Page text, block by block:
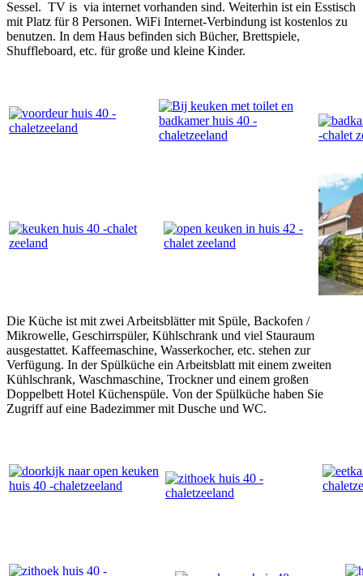
Sessel. TV is via internet vorhanden sind. Weiterhin ist ein Esstisch
mit Platz für 8 Personen. WiFi Internet-Verbindung ist kostenlos zu
benutzen. In dem Haus befinden sich Bücher, Brettspiele,
Shuffleboard, etc. für große und kleine Kinder.
Die Küche ist mit zwei Arbeitsblätter mit Spüle, Backofen /
Mikrowelle, Geschirrspüler, Kühlschrank und viel Stauraum
ausgestattet. Kaffeemaschine, Wasserkocher, etc. stehen zur
Verfügung. In der Spülküche ein Arbeitsblatt mit einem zweiten
Kühlschrank, Waschmaschine, Trockner und einem großen
Doppelbett Hotel Küchenspüle. Von der Spülküche haben Sie
Zugriff auf eine Badezimmer mit Dusche und WC.